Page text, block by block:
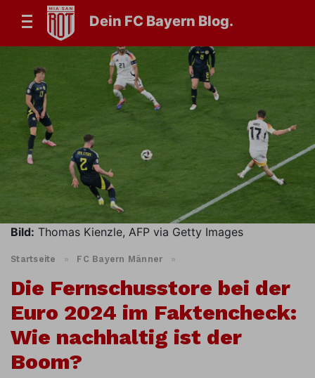
Dein FC Bayern Blog.
Bild: Thomas Kienzle, AFP via Getty Images
Startseite » FC Bayern Männer »
Die Fernschusstore bei der
Euro 2024 im Faktencheck:
Wie nachhaltig ist der
Boom?